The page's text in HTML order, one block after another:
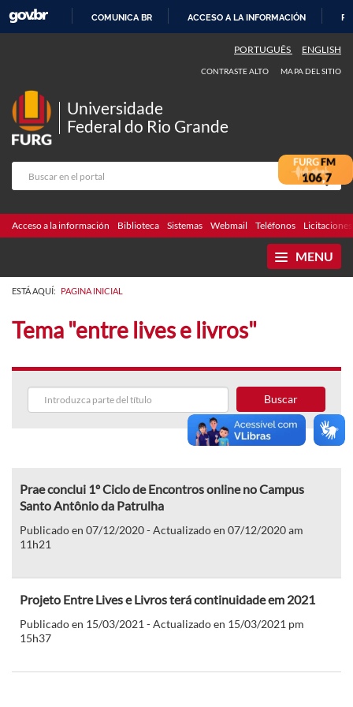
CONTENIDO
COMUNICA BR ACCESO A LA INFORMACIÓN
PORTUGUÊS ENGLISH
CONTRASTE ALTO MAPA DEL SITIO
Universidade
Federal do Rio Grande
Acceso a la información Biblioteca Sistemas Webmail Teléfonos Licitaciones
MENU
ESTÁ AQUÍ: PAGINA INICIAL
Tema "entre lives e livros"
Buscar
Prae conclui 1º Ciclo de Encontros online no Campus
Santo Antônio da Patrulha
Publicado en 07/12/2020 - Actualizado en 07/12/2020 am
11h21
Projeto Entre Lives e Livros terá continuidade em 2021
Publicado en 15/03/2021 - Actualizado en 15/03/2021 pm
15h37